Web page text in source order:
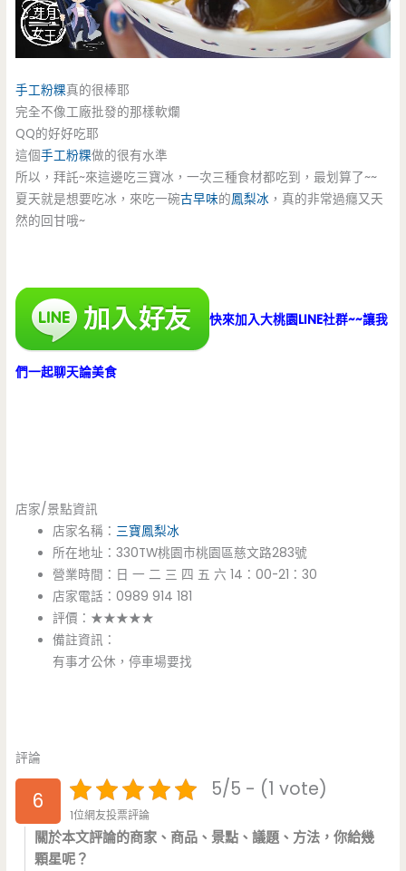
手工粉粿真的很棒耶
完全不像工廠批發的那樣軟爛
QQ的好好吃耶
這個手工粉粿做的很有水準
所以，拜託~來這邊吃三寶冰，一次三種食材都吃到，最划算了~~
夏天就是想要吃冰，來吃一碗古早味的鳳梨冰 ，真的非常過癮又天
然的回甘哦~
快來加入大桃園LINE社群~~讓我
們一起聊天論美食
店家/景點資訊
店家名稱：三寶鳳梨冰
所在地址：330TW桃園市桃園區慈文路283號
營業時間：日 一 二 三 四 五 六 14：00-21：30
店家電話：0989 914 181
評價：★★★★★
備註資訊：
有事才公休，停車場要找
評論
6 5/5 - (1 vote)
1位網友投票評論
關於本文評論的商家、商品、景點、議題、方法，你給幾
顆星呢？